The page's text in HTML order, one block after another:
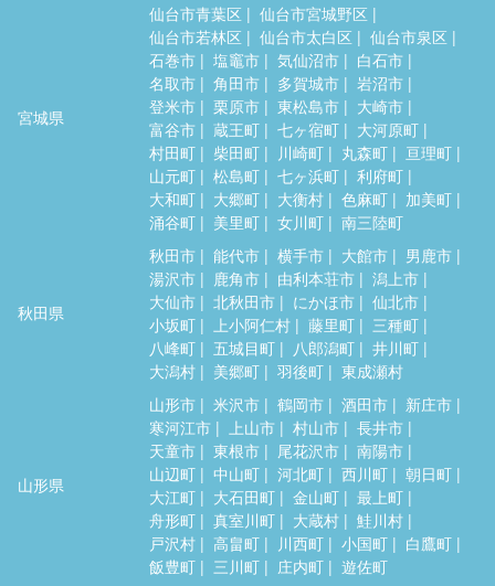
宮城県
仙台市青葉区
仙台市宮城野区
仙台市若林区
仙台市太白区
仙台市泉区
石巻市
塩竈市 気仙沼市
白石市
名取市
角田市 多賀城市
岩沼市
登米市
栗原市 東松島市
大崎市
富谷市
蔵王町 七ヶ宿町
大河原町
村田町
柴田町 川崎町 丸森町
亘理町
山元町
松島町 七ヶ浜町
利府町
大和町
大郷町 大衡村 色麻町
加美町
涌谷町
美里町 女川町 南三陸町
秋田県
秋田市 能代市 横手市 大館市
男鹿市
湯沢市
鹿角市 由利本荘市
潟上市
大仙市
北秋田市 にかほ市
仙北市
小坂町
上小阿仁村 藤里町
三種町
八峰町
五城目町 八郎潟町
井川町
大潟村
美郷町 羽後町 東成瀬村
山形県
山形市 米沢市 鶴岡市 酒田市
新庄市
寒河江市
上山市 村山市
長井市
天童市
東根市 尾花沢市
南陽市
山辺町
中山町 河北町 西川町
朝日町
大江町
大石田町 金山町
最上町
舟形町
真室川町 大蔵村
鮭川村
戸沢村
高畠町 川西町 小国町
白鷹町
飯豊町
三川町 庄内町 遊佐町